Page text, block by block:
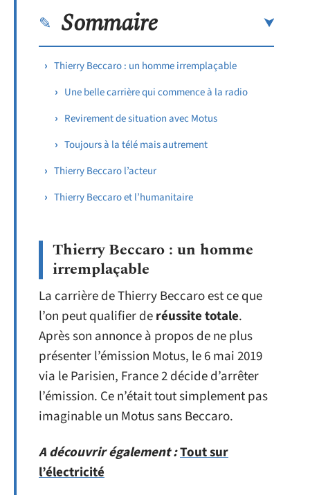
Sommaire
Thierry Beccaro : un homme irremplaçable
Une belle carrière qui commence à la radio
Revirement de situation avec Motus
Toujours à la télé mais autrement
Thierry Beccaro l’acteur
Thierry Beccaro et l’humanitaire
Thierry Beccaro : un homme
irremplaçable
La carrière de Thierry Beccaro est ce que
l’on peut qualifier deréussite totale.
Après son annonce à propos de ne plus
présenter l’émission Motus, le 6 mai 2019
via le Parisien, France 2 décide d’arrêter
l’émission. Ce n’était tout simplement pas
imaginable un Motus sans Beccaro.
A découvrir également :Tout sur
l’électricité